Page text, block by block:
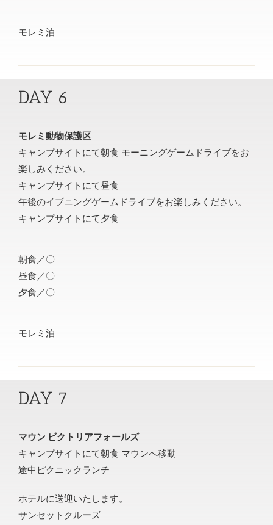
モレミ泊
DAY 6
モレミ動物保護区
キャンプサイトにて朝食 モーニングゲームドライブをお
楽しみください。
キャンプサイトにて昼食
午後のイブニングゲームドライブをお楽しみください。
キャンプサイトにて夕食
朝食／〇
昼食／〇
夕食／〇
モレミ泊
DAY 7
マウン ビクトリアフォールズ
キャンプサイトにて朝食 マウンへ移動
途中ピクニックランチ
ホテルに送迎いたします。
サンセットクルーズ